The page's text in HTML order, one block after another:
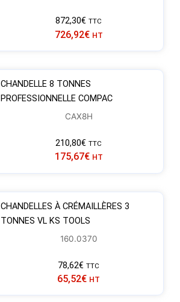
872,30€ TTC
726,92€ HT
CHANDELLE 8 TONNES
PROFESSIONNELLE COMPAC
CAX8H
210,80€ TTC
175,67€ HT
CHANDELLES À CRÉMAILLÈRES 3
TONNES VL KS TOOLS
160.0370
78,62€ TTC
65,52€ HT